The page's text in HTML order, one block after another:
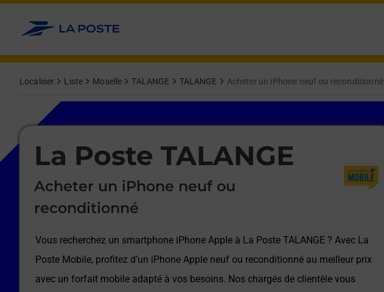
Allez au contenu
Localiser Liste Moselle TALANGE TALANGE Acheter un iPhone neuf ou reconditionné
La Poste TALANGE
Acheter un iPhone neuf ou
reconditionné
Vous recherchez un smartphone iPhone Apple à La Poste TALANGE ? Avec La
Poste Mobile, profitez d’un iPhone Apple neuf ou reconditionné au meilleur prix
avec un forfait mobile adapté à vos besoins. Nos chargés de clientèle vous
Le lien s'ouvre dans un nouvel onglet
Le lien s'ouvre dans un nouvel onglet
Afficher ou masquer la réponse
Afficher ou masquer la réponse
Afficher ou masquer la réponse
Afficher ou masquer la réponse
Afficher ou masquer la réponse
Afficher ou masquer la réponse